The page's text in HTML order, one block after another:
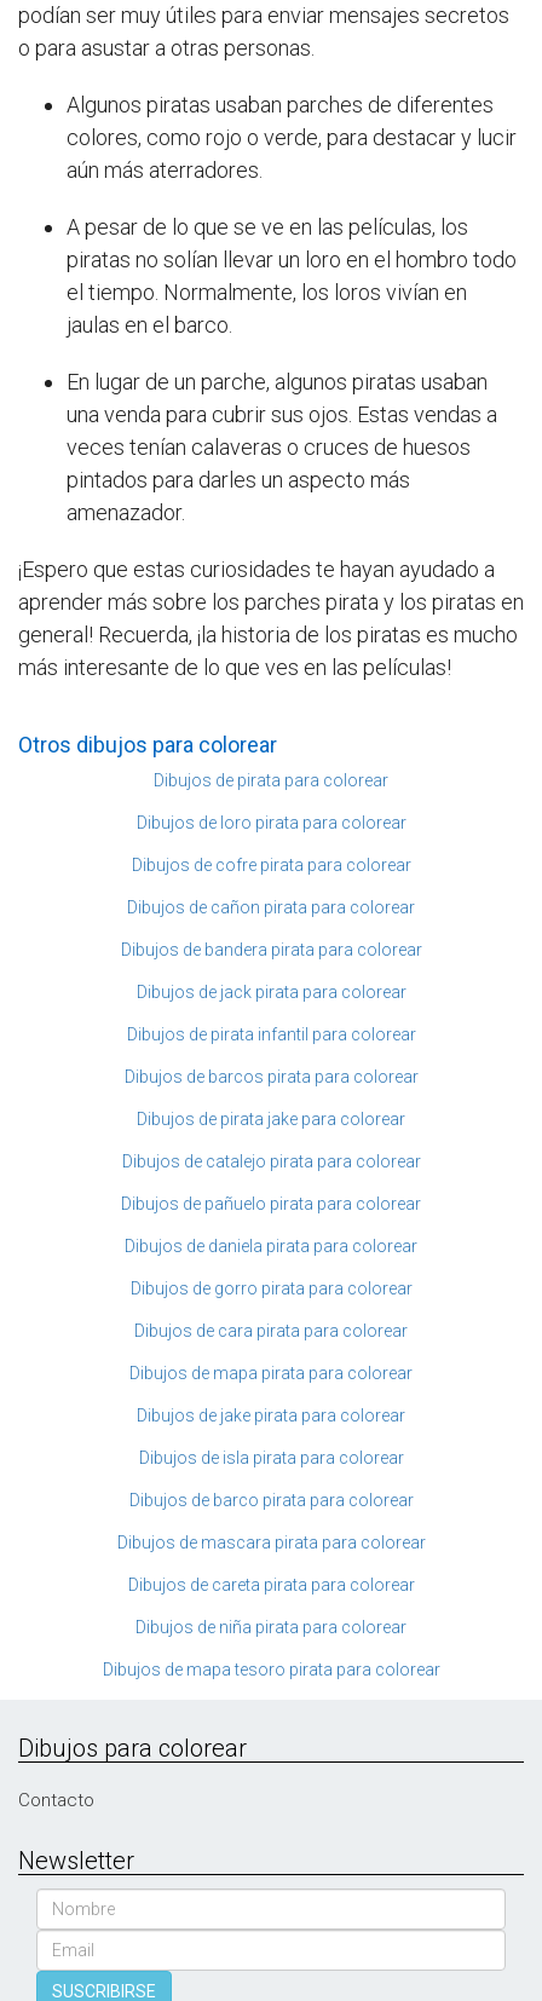
podían ser muy útiles para enviar mensajes secretos
o para asustar a otras personas.
Algunos piratas usaban parches de diferentes
colores, como rojo o verde, para destacar y lucir
aún más aterradores.
A pesar de lo que se ve en las películas, los
piratas no solían llevar un loro en el hombro todo
el tiempo. Normalmente, los loros vivían en
jaulas en el barco.
En lugar de un parche, algunos piratas usaban
una venda para cubrir sus ojos. Estas vendas a
veces tenían calaveras o cruces de huesos
pintados para darles un aspecto más
amenazador.
¡Espero que estas curiosidades te hayan ayudado a
aprender más sobre los parches pirata y los piratas en
general! Recuerda, ¡la historia de los piratas es mucho
más interesante de lo que ves en las películas!
Otros dibujos para colorear
Dibujos de pirata para colorear
Dibujos de loro pirata para colorear
Dibujos de cofre pirata para colorear
Dibujos de cañon pirata para colorear
Dibujos de bandera pirata para colorear
Dibujos de jack pirata para colorear
Dibujos de pirata infantil para colorear
Dibujos de barcos pirata para colorear
Dibujos de pirata jake para colorear
Dibujos de catalejo pirata para colorear
Dibujos de pañuelo pirata para colorear
Dibujos de daniela pirata para colorear
Dibujos de gorro pirata para colorear
Dibujos de cara pirata para colorear
Dibujos de mapa pirata para colorear
Dibujos de jake pirata para colorear
Dibujos de isla pirata para colorear
Dibujos de barco pirata para colorear
Dibujos de mascara pirata para colorear
Dibujos de careta pirata para colorear
Dibujos de niña pirata para colorear
Dibujos de mapa tesoro pirata para colorear
Dibujos para colorear
Contacto
Newsletter
Nombre
Email
SUSCRIBIRSE